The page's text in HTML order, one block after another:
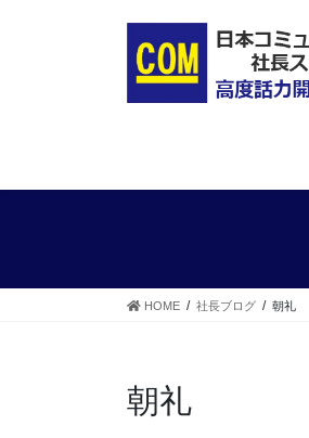
HOME 社長ブログ 朝礼
朝礼